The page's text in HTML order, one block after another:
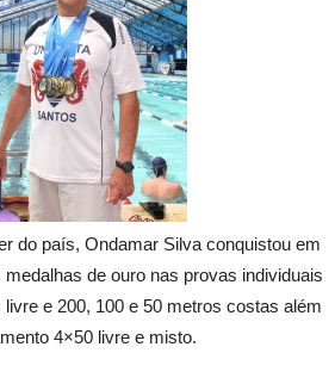
do país, Ondamar Silva conquistou em
de ouro nas provas individuais
e 200, 100 e 50 metros costas além
4×50 livre e misto.